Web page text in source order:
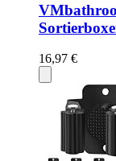
16,97 €